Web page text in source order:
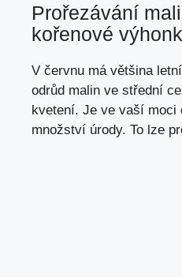
Prořezávání
kořenové
V červnu má většina
odrůd malin ve střední
kvetení. Je ve vaší moci
množství úrody. To lze